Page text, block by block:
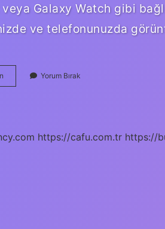
Galaxy Watch gibi
ve telefonunuzda
Samsung
Health
Yorum Bırak
https://cafu.com.tr https://